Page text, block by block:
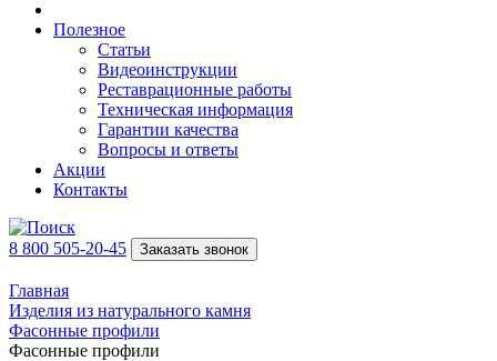
Полезное
Статьи
Видеоинструкции
Реставрационные работы
Техническая информация
Гарантии качества
Вопросы и ответы
Акции
Контакты
8 800 505-20-45 Заказать звонок
Главная
Изделия из натурального камня
Фасонные профили
Фасонные профили